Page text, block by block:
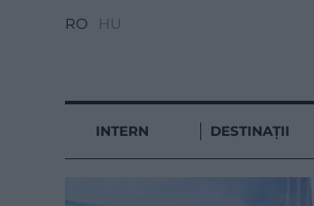
RO HU
INTERN DESTINAȚII